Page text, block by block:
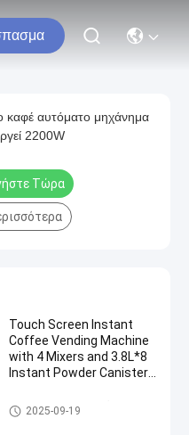
καφέ αυτόματο μηχάνημα
2200W
Τώρα
Touch Screen Instant
Coffee Vending Machine
with 4 Mixers and 3.8L*8
Instant Powder Canisters
Espresso Brewer
Μηχανή που πωλεί άμεσα κα
φέ
2025-09-19